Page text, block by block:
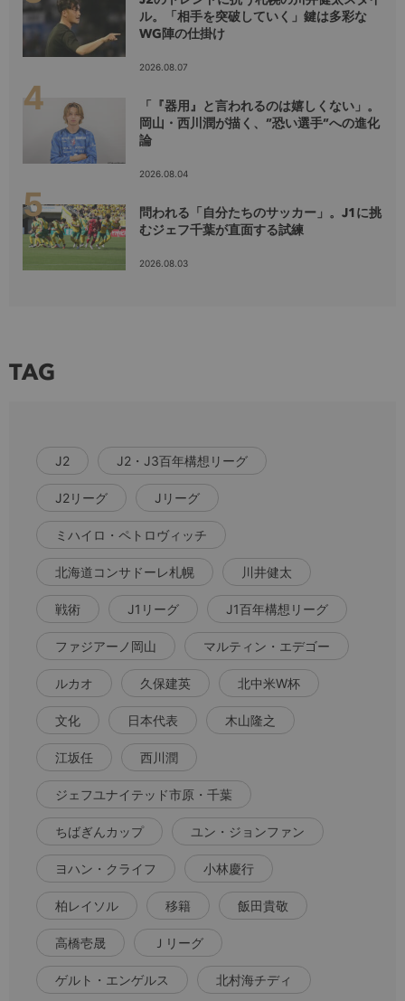
ル。「相手を突破していく」鍵は多彩な
WG陣の仕掛け
2026.08.07
「『器用』と言われるのは嬉しくない」。
岡山・西川潤が描く、”恐い選手”への進化
論
2026.08.04
問われる「自分たちのサッカー」。J1に挑
むジェフ千葉が直面する試練
2026.08.03
TAG
J2 J2・J3百年構想リーグ
J2リーグ Jリーグ
ミハイロ・ペトロヴィッチ
北海道コンサドーレ札幌 川井健太
戦術 J1リーグ J1百年構想リーグ
ファジアーノ岡山 マルティン・エデゴー
ルカオ 久保建英 北中米W杯
文化 日本代表 木山隆之
江坂任 西川潤
ジェフユナイテッド市原・千葉
ちばぎんカップ ユン・ジョンファン
ヨハン・クライフ 小林慶行
柏レイソル 移籍 飯田貴敬
高橋壱晟 Ｊリーグ
ゲルト・エンゲルス 北村海チディ